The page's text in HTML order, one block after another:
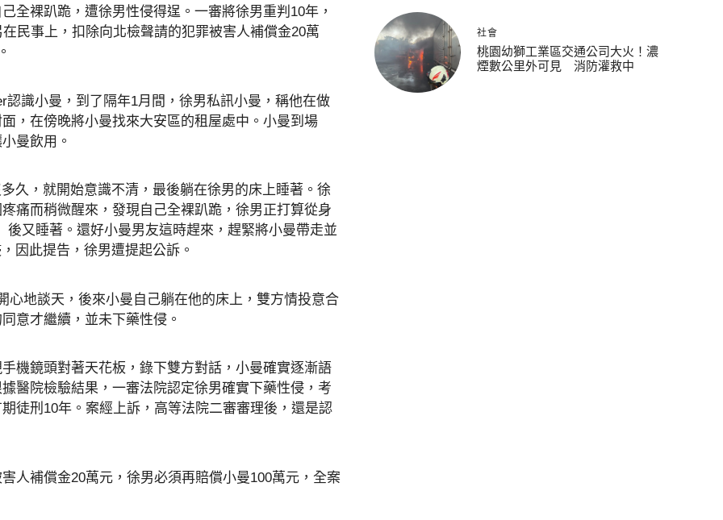
全裸趴跪，遭徐男性侵得逞。一審將徐男重判10年，
民事上，扣除向北檢聲請的犯罪被害人補償金20萬
識小曼，到了隔年1月間，徐男私訊小曼，稱他在做
，在傍晚將小曼找來大安區的租屋處中。小曼到場
曼飲用。
久，就開始意識不清，最後躺在徐男的床上睡著。徐
痛而稍微醒來，發現自己全裸趴跪，徐男正打算從身
又睡著。還好小曼男友這時趕來，趕緊將小曼帶走並
因此提告，徐男遭提起公訴。
地談天，後來小曼自己躺在他的床上，雙方情投意合
意才繼續，並未下藥性侵。
機鏡頭對著天花板，錄下雙方對話，小曼確實逐漸語
醫院檢驗結果，一審法院認定徐男確實下藥性侵，考
徒刑10年。案經上訴，高等法院二審審理後，還是認
人補償金20萬元，徐男必須再賠償小曼100萬元，全案
社會
桃園幼獅工業區交通公司大火！濃
煙數公里外可見 消防灌救中